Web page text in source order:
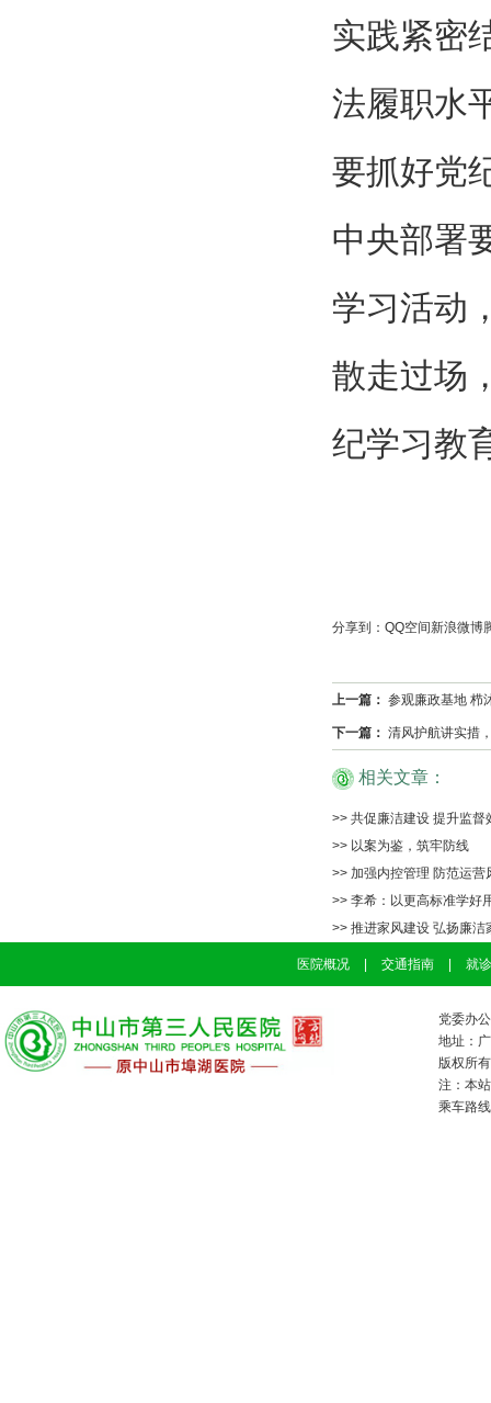
实践紧密
法履职水
要抓好党
中央部署
学习活动
散走过场
纪学习教
分享到： QQ空间新浪微博
上一篇： 参观廉政基地 栉
下一篇： 清风护航讲实措
相关文章：
>> 共促廉洁建设 提升监督
>> 以案为鉴，筑牢防线
>> 加强内控管理 防范运营
>> 李希：以更高标准学好
>> 推进家风建设 弘扬廉洁
医院概况 | 交通指南 | 就
党委办
地址：
版权所
注：本
乘车路